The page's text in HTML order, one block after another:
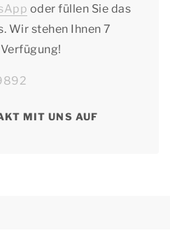
oder füllen Sie das
Wir stehen Ihnen 7
MIT UNS AUF